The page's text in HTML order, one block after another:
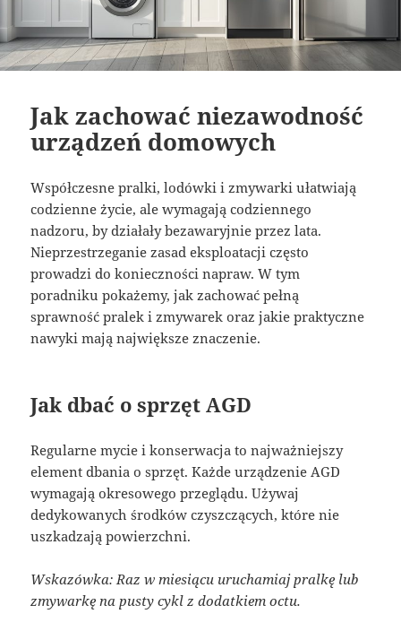
Jak zachować niezawodność
urządzeń domowych
Współczesne pralki, lodówki i zmywarki ułatwiają
codzienne życie, ale wymagają codziennego
nadzoru, by działały bezawaryjnie przez lata.
Nieprzestrzeganie zasad eksploatacji często
prowadzi do konieczności napraw. W tym
poradniku pokażemy, jak zachować pełną
sprawność pralek i zmywarek oraz jakie praktyczne
nawyki mają największe znaczenie.
Jak dbać o sprzęt AGD
Regularne mycie i konserwacja to najważniejszy
element dbania o sprzęt. Każde urządzenie AGD
wymagają okresowego przeglądu. Używaj
dedykowanych środków czyszczących, które nie
uszkadzają powierzchni.
Wskazówka: Raz w miesiącu uruchamiaj pralkę lub
zmywarkę na pusty cykl z dodatkiem octu.